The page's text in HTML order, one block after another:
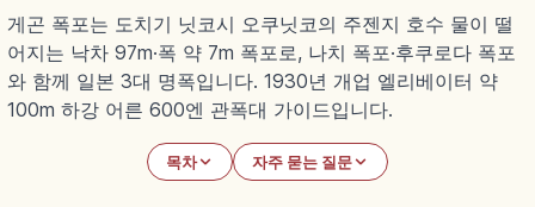
게곤 폭포는 도치기 닛코시 오쿠닛코의 주젠지 호수 물이 떨
어지는 낙차 97m·폭 약 7m 폭포로, 나치 폭포·후쿠로다 폭포
와 함께 일본 3대 명폭입니다. 1930년 개업 엘리베이터 약
100m 하강 어른 600엔 관폭대 가이드입니다.
목차 자주 묻는 질문